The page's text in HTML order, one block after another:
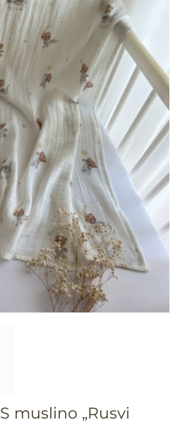
muslino „Rusvi